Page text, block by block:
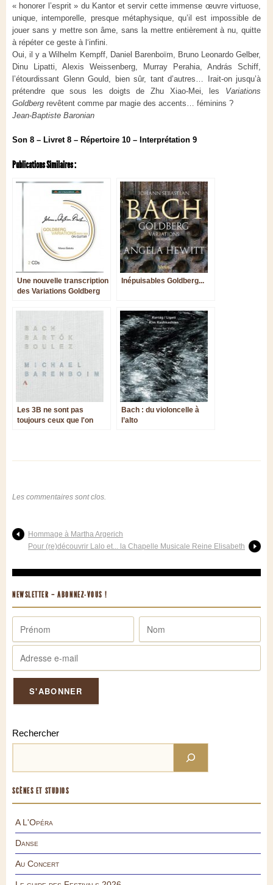
« honorer l’esprit » du Kantor et servir cette immense œuvre virtuose,
unique, intemporelle, presque métaphysique, qu’il est impossible de
jouer sans y mettre son âme, sans la mettre entièrement à nu, quitte
à répéter ce geste à l‘infini.
Oui, il y a Wilhelm Kempff, Daniel Barenboïm, Bruno Leonardo Gelber,
Dinu Lipatti, Alexis Weissenberg, Murray Perahia, András Schiff,
l’étourdissant Glenn Gould, bien sûr, tant d’autres… Irait-on jusqu’à
prétendre que sous les doigts de Zhu Xiao-Mei, les Variations
Goldberg revêtent comme par magie des accents… féminins ?
Jean-Baptiste Baronian
Son 8 – Livret 8 – Répertoire 10 – Interprétation 9
Publications Similaires :
Une nouvelle transcription
des Variations Goldberg
Inépuisables Goldberg...
Les 3B ne sont pas
toujours ceux que l'on
Bach : du violoncelle à
l’alto
Les commentaires sont clos.
Hommage à Martha Argerich
Pour (re)découvrir Lalo et... la Chapelle Musicale Reine Elisabeth
NEWSLETTER – ABONNEZ-VOUS !
Rechercher
SCÈNES ET STUDIOS
A L'Opéra
Danse
Au Concert